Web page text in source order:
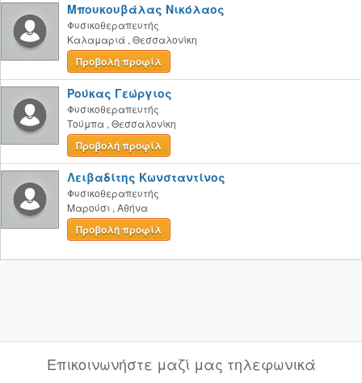
Μπουκουβάλας Νικόλαος
Φυσικοθεραπευτής
Καλαμαριά , Θεσσαλονίκη
Προβολή προφίλ
Ρούκας Γεώργιος
Φυσικοθεραπευτής
Τούμπα , Θεσσαλονίκη
Προβολή προφίλ
Λειβαδίτης Κωνσταντίνος
Φυσικοθεραπευτής
Μαρούσι , Αθήνα
Προβολή προφίλ
Επικοινωνήστε μαζί μας τηλεφωνικά